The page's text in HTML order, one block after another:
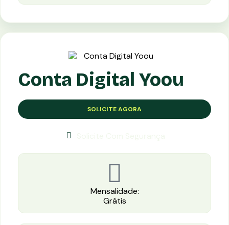
Conta Digital Yoou
SOLICITE AGORA
Mensalidade:
Grátis